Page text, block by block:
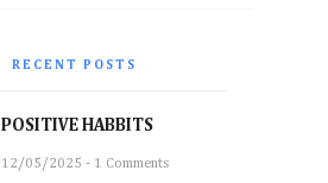
RECENT POSTS
POSITIVE HABBITS
12/05/2025 - 1 Comments